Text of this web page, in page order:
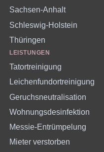
Sachsen-Anhalt
Schleswig-Holstein
Thüringen
LEISTUNGEN
Tatortreinigung
Leichenfundortreinigung
Geruchsneutralisation
Wohnungsdesinfektion
Messie-Entrümpelung
Mieter verstorben